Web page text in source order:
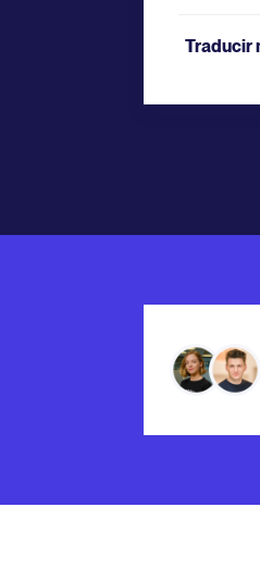
Traducir